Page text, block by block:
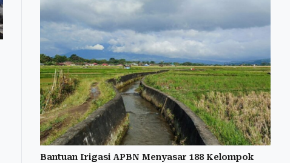
Bantuan Irigasi APBN Menyasar 188 Kelompok